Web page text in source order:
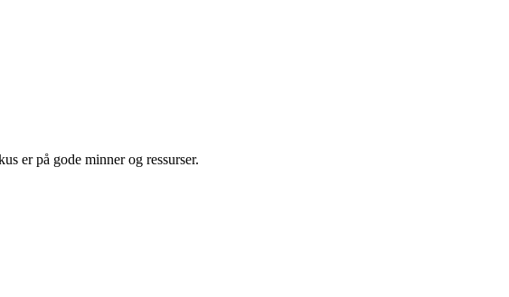
er på gode minner og ressurser.